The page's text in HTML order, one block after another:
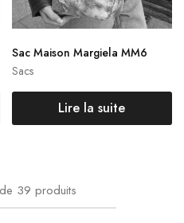
Sacs
Sac Maison Margiela MM6
Lire la suite
de 39 produits